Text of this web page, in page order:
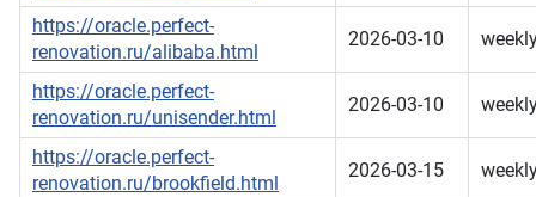
https://oracle.perfect-
renovation.ru/alibaba.html
2026-03-10
https://oracle.perfect-
renovation.ru/unisender.html
2026-03-10
https://oracle.perfect-
renovation.ru/brookfield.html
2026-03-15